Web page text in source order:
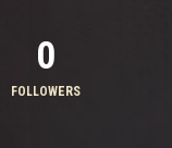
0
FOLLOWERS